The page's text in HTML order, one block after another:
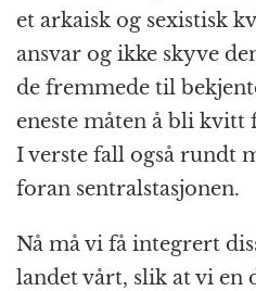
et arkaisk og sexistisk
ansvar og ikke skyve
de fremmede til
eneste måten å bli
I verste fall også rundt
foran sentralstasjonen.
Nå må vi få integrert
landet vårt, slik at vi en